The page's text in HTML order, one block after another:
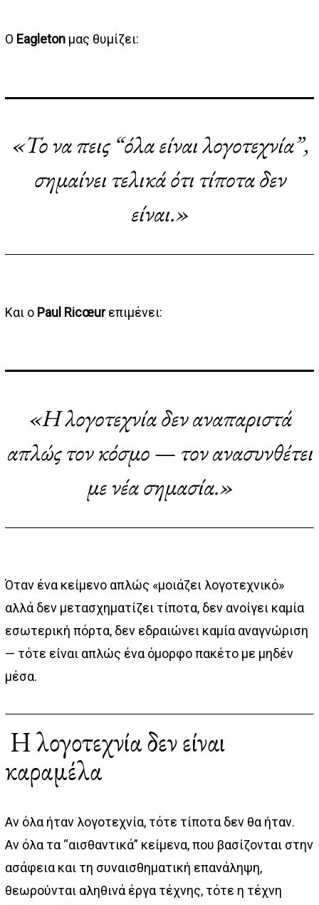
Ο Eagletonμας θυμίζει:
«Το να πεις “όλα είναι λογοτεχνία”,
σημαίνει τελικά ότι τίποτα δεν
είναι.»
Και ο Paul Ricœurεπιμένει:
«Η λογοτεχνία δεν αναπαριστά
απλώς τον κόσμο — τον ανασυνθέτει
με νέα σημασία.»
Όταν ένα κείμενο απλώς «μοιάζει λογοτεχνικό»
αλλά δεν μετασχηματίζει τίποτα, δεν ανοίγει καμία
εσωτερική πόρτα, δεν εδραιώνει καμία αναγνώριση
— τότε είναι απλώς ένα όμορφο πακέτο με μηδέν
μέσα.
Η λογοτεχνία δεν είναι
καραμέλα
Αν όλα ήταν λογοτεχνία, τότε τίποτα δεν θα ήταν.
Αν όλα τα “αισθαντικά” κείμενα, που βασίζονται στην
ασάφεια και τη συναισθηματική επανάληψη,
θεωρούνται αληθινά έργα τέχνης, τότε η τέχνη